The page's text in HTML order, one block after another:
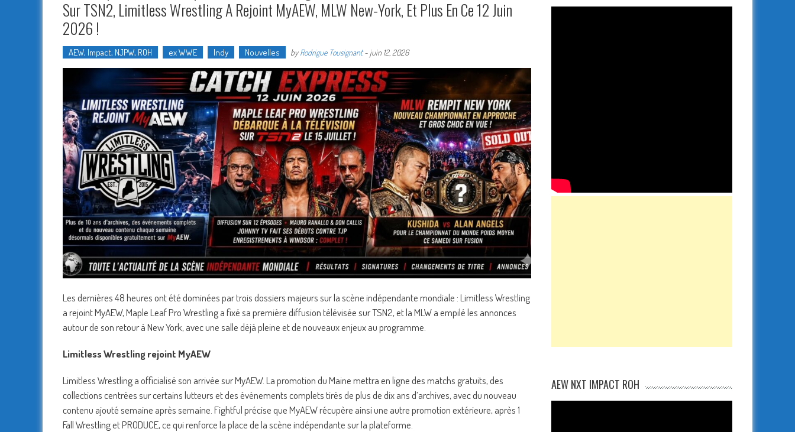
Sur TSN2, Limitless Wrestling A Rejoint MyAEW, MLW New-York, Et Plus En Ce 12 Juin
2026 !
AEW, Impact, NJPW, ROH ex WWE Indy Nouvelles byRodrigue Tousignant- juin 12, 2026
Les dernières 48 heures ont été dominées par trois dossiers majeurs sur la scène indépendante mondiale : Limitless Wrestling
a rejoint MyAEW, Maple Leaf Pro Wrestling a fixé sa première diffusion télévisée sur TSN2, et la MLW a empilé les annonces
autour de son retour à New York, avec une salle déjà pleine et de nouveaux enjeux au programme.
Limitless Wrestling rejoint MyAEW
Limitless Wrestling a officialisé son arrivée sur MyAEW. La promotion du Maine mettra en ligne des matchs gratuits, des
collections centrées sur certains lutteurs et des événements complets tirés de plus de dix ans d’archives, avec du nouveau
contenu ajouté semaine après semaine. Fightful précise que MyAEW récupère ainsi une autre promotion extérieure, après 1
Fall Wrestling et PRODUCE, ce qui renforce la place de la scène indépendante sur la plateforme.
AEW NXT IMPACT ROH